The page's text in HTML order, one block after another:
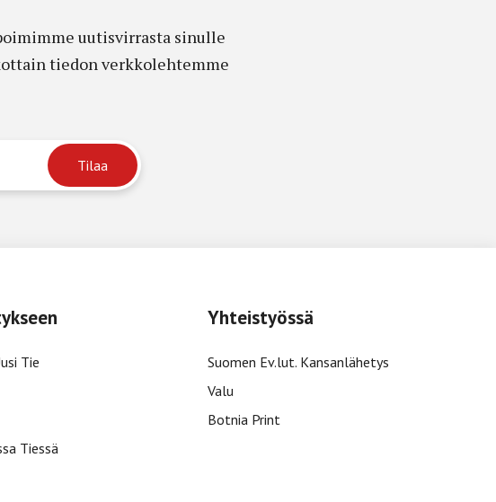
uutisvirrasta sinulle
tiedon verkkolehtemme
Tie
Tiessä
Yhteistyössä
Suomen Ev.lut. Kansanlähetys
Valu
Botnia Print